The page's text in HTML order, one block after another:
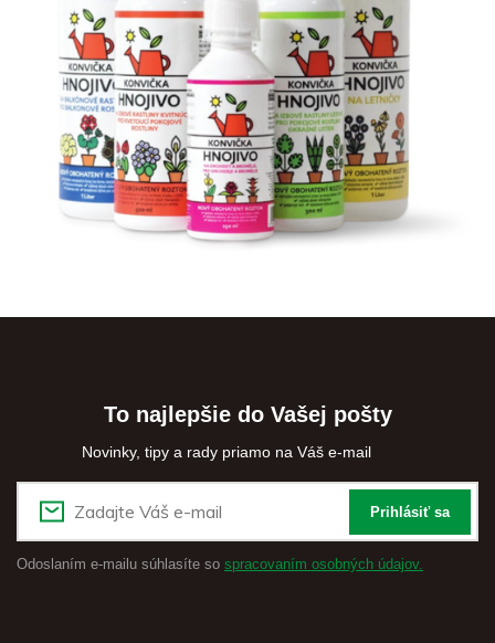
To najlepšie do Vašej pošty
Novinky, tipy a rady priamo na Váš e-mail
Prihlásiť sa
Odoslaním e-mailu súhlasíte so spracovaním osobných údajov.